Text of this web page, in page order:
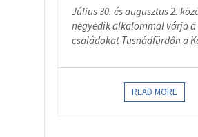
Július 30. és augusztus 2.
negyedik alkalommal várja a
családokat Tusnádfürdőn a
READ MORE